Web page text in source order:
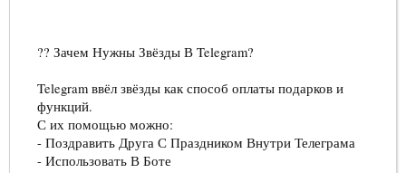
?? Зачем Нужны Звёзды В Telegram?
Telegram ввёл звёзды как способ оплаты подарков и
функций.
С их помощью можно:
- Поздравить Друга С Праздником Внутри Телеграма
- Использовать В Боте